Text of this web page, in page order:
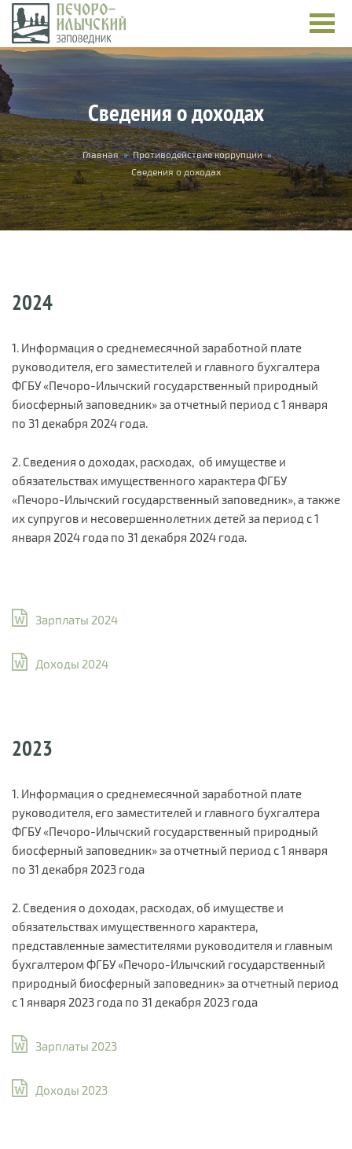
Перейти к основному содержанию
Сведения о доходах
Вы здесь
Главная » Противодействие коррупции »
Сведения о доходах
2024
1. Информация о среднемесячной заработной плате
руководителя, его заместителей и главного бухгалтера
ФГБУ «Печоро-Илычский государственный природный
биосферный заповедник» за отчетный период с 1 января
по 31 декабря 2024 года.
2. Сведения о доходах, расходах, об имуществе и
обязательствах имущественного характера ФГБУ
«Печоро-Илычский государственный заповедник», а также
их супругов и несовершеннолетних детей за период с 1
января 2024 года по 31 декабря 2024 года.
Зарплаты 2024
Доходы 2024
2023
1. Информация о среднемесячной заработной плате
руководителя, его заместителей и главного бухгалтера
ФГБУ «Печоро-Илычский государственный природный
биосферный заповедник» за отчетный период с 1 января
по 31 декабря 2023 года
2. Сведения о доходах, расходах, об имуществе и
обязательствах имущественного характера,
представленные заместителями руководителя и главным
бухгалтером ФГБУ «Печоро-Илычский государственный
природный биосферный заповедник» за отчетный период
с 1 января 2023 года по 31 декабря 2023 года
Зарплаты 2023
Доходы 2023